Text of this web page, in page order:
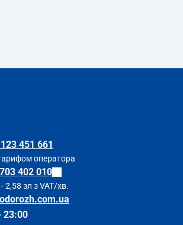
451 661
оператора
402 010
2,58 зл з VAT/хв.
23:00